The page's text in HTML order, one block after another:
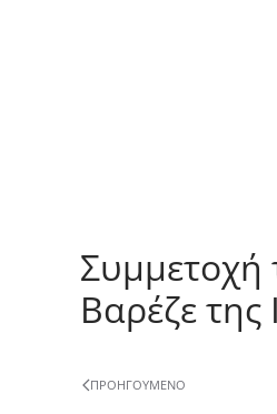
Συμμετοχή
Βαρέζε της
ΠΡΟΗΓΟΎΜΕΝΟ